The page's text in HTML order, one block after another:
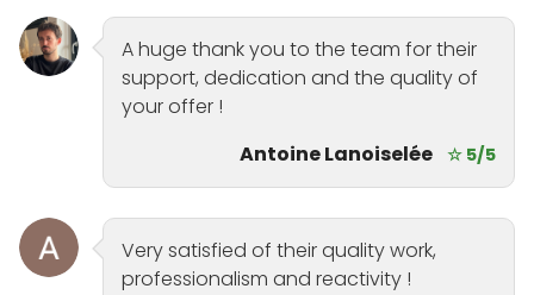
A huge thank you to the team for their
support, dedication and the quality of
your offer !
Antoine Lanoiselée ☆ 5/5
Very satisfied of their quality work,
professionalism and reactivity !